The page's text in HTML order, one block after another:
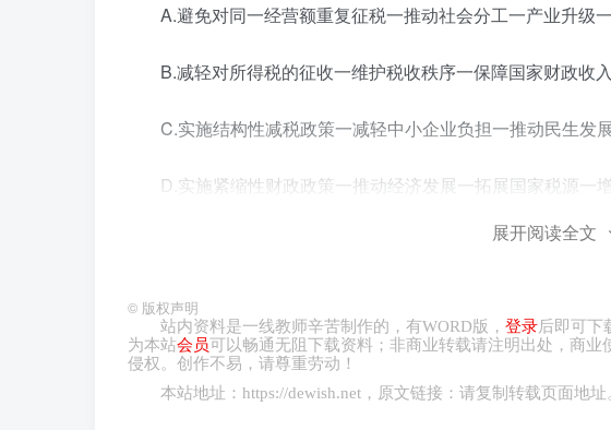
A.避免对同一经营额重复征税一推动社会分工一产业升级
B.减轻对所得税的征收一维护税收秩序一保障国家财政收
C.实施结构性减税政策一减轻中小企业负担一推动民生发
D.实施紧缩性财政政策一推动经济发展一拓展国家税源一
8.法律亮剑既不会“微”也不会“哑”！2021年12月20日，浙
这些税费优惠政策不是可以随意钻的空子。作为“头部主播”，
（ ）
①13.41亿元款项中应含有追缴税款和违约金
展开阅读全文
© 版权声明
站内资料是一线教师辛苦制作的，有WORD版， 登录后即可下
为本站会员可以畅通无阻下载资料；非商业转载请注明出处，商业
侵权。创作不易，请尊重劳动！
本站地址： https://dewish.net ，原文链接：请复制转载页面地址